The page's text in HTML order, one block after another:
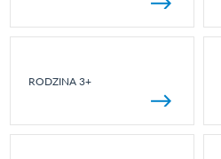
RODZINA 3+